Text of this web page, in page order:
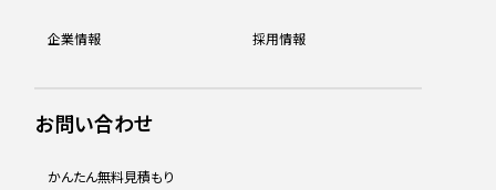
企業情報 採用情報
お問い合わせ
かんたん無料見積もり